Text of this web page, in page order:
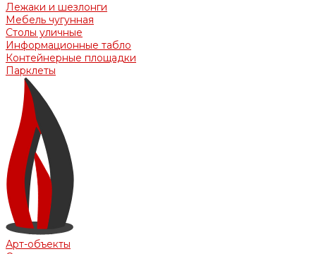
Лежаки и шезлонги
Мебель чугунная
Столы уличные
Информационные табло
Контейнерные площадки
Парклеты
Арт-объекты